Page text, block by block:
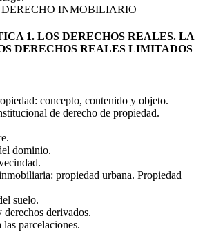
INMOBILIARIO
1. LOS DERECHOS REALES. LA
DERECHOS REALES LIMITADOS
concepto, contenido y objeto.
de derecho de propiedad.
dominio.
propiedad urbana. Propiedad
suelo.
derivados.
parcelaciones.